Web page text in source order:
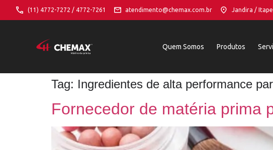
(11) 4772-7272 / 4772-7261 atendimento@chemax.com.br Jandira /
Quem Somos Produtos
Tag: Ingredientes de alta performance
Fornecedor de matéria prima